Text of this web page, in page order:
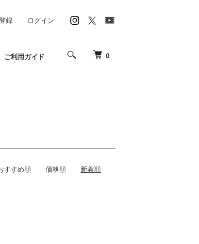
0
ご利用ガイド
録 ログイン
すすめ順 価格順 新着順